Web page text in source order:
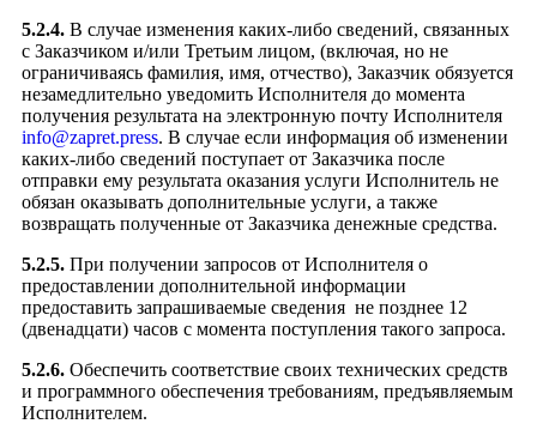
5.2.4. В случае изменения каких-либо сведений, связанных
с Заказчиком и/или Третьим лицом, (включая, но не
ограничиваясь фамилия, имя, отчество), Заказчик обязуется
незамедлительно уведомить Исполнителя до момента
получения результата на электронную почту Исполнителя
info@zapret.press. В случае если информация об изменении
каких-либо сведений поступает от Заказчика после
отправки ему результата оказания услуги Исполнитель не
обязан оказывать дополнительные услуги, а также
возвращать полученные от Заказчика денежные средства.
5.2.5. При получении запросов от Исполнителя о
предоставлении дополнительной информации
предоставить запрашиваемые сведения не позднее 12
(двенадцати) часов с момента поступления такого запроса.
5.2.6. Обеспечить соответствие своих технических средств
и программного обеспечения требованиям, предъявляемым
Исполнителем.